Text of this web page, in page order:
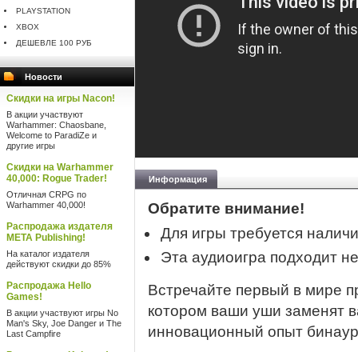
PLAYSTATION
XBOX
ДЕШЕВЛЕ 100 РУБ
Новости
Скидки на игры Nacon!
В акции участвуют
Warhammer: Chaosbane,
Welcome to ParadiZe и
другие игры
Скидки на Warhammer
40,000: Rogue Trader!
Отличная CRPG по
Warhammer 40,000!
Распродажа издателя
META Publishing!
На каталог издателя
действуют скидки до 85%
Распродажа Hello
Games!
В акции участвуют игры No
Man's Sky, Joe Danger и The
Last Campfire
Информация
Обратите внимание!
Для игры требуется
Эта аудиоигра подходит
Встречайте первый в мире
котором ваши уши заменят
инновационный опыт